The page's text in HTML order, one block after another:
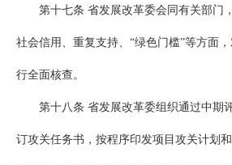
第十七条 省发展改革委会同有关部门
社会信用、重复支持、“绿色门槛”等方面
行全面核查。
第十八条 省发展改革委组织通过中期
订攻关任务书，按程序印发项目攻关计划